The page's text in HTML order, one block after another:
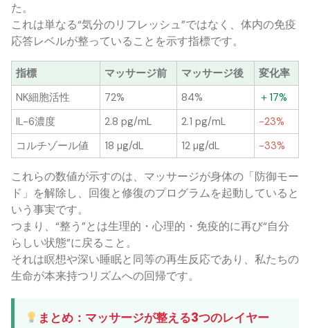
た。
これは単なる“気分のリフレッシュ”ではなく、体内の免疫
応答レベルが整っていることを示す指標です。
指標 マッサージ前 マッサージ後
変化率
NK細胞活性
72% 84%
＋17%
IL-6濃度
2.8 pg/mL 2.1 pg/mL
−23%
コルチゾール値
18 µg/dL 12 µg/dL −33%
これらの数値が示すのは、マッサージが身体の「防御モー
ド」を解除し、回復と修復のプログラムを起動していると
いう事実です。
つまり、“整う”とは生理的・心理的・免疫的に再び“自分
らしい状態”に戻ること。
それは瞑想や深い睡眠と同等の再生反応であり、私たちの
生命が本来持つリズムへの回帰です。
まとめ：マッサージが整える3つのレイヤー